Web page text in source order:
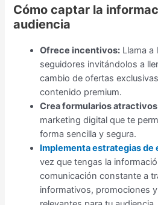
Cómo captar la
audiencia
Ofrece incentivos: Llama a
seguidores invitándolos a
cambio de ofertas
contenido premium.
Crea formularios
marketing digital que te
forma sencilla y segura.
Implementa estrategias de
vez que tengas la
comunicación constante a
informativos, promociones